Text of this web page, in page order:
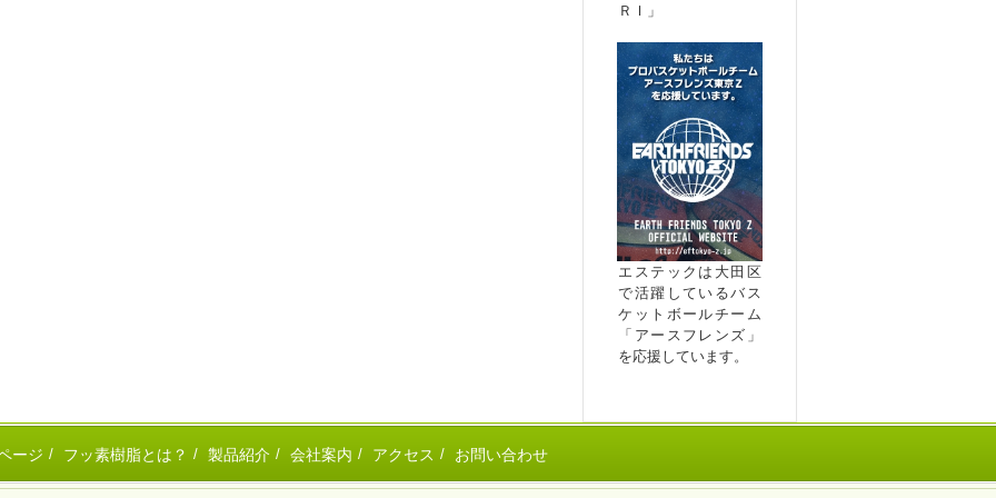
ＲＩ」
エステックは大田区
で活躍しているバス
ケットボールチーム
「アースフレンズ」
を応援しています。
ージ フッ素樹脂とは？ 製品紹介 会社案内 アクセス お問い合わせ